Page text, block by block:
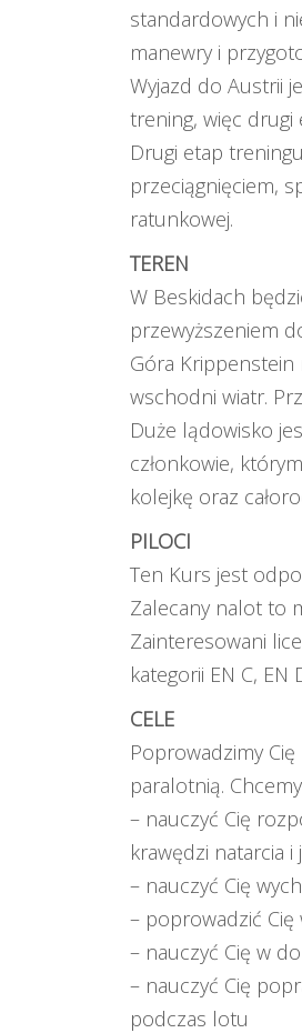
standardowych i
manewry i
Wyjazd do Austrii
trening, więc
Drugi etap
przeciągnięciem,
ratunkowej.
TEREN
W Beskidach
przewyższeniem
Góra
wschodni wiatr.
Duże lądowisko
członkowie,
kolejkę oraz
PILOCI
Ten Kurs jest
Zalecany nalot to
Zainteresowani
kategorii EN C, EN
CELE
Poprowadzimy
paralotnią.
– nauczyć Cię
krawędzi natarcia
– nauczyć Cię
– poprowadzić
– nauczyć Cię w
– nauczyć Cię
podczas lotu